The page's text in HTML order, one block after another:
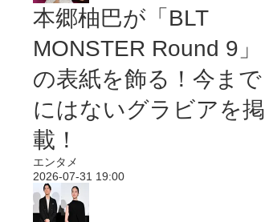
本郷柚巴が「BLT
MONSTER Round 9」
の表紙を飾る！今まで
にはないグラビアを掲
載！
エンタメ
2026-07-31 19:00